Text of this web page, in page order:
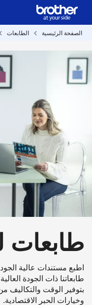
الصفحة الرئيسية الطابعات
طابعات
اطبع مستندات عالية
طابعاتنا ذات الجودة
بتوفير الوقت والتكاليف
وخيارات الحبر الاقتصادية.